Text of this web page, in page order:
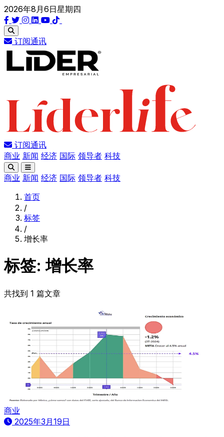
2026年8月6日星期四
订阅通讯
订阅通讯
商业 新闻 经济 国际 领导者 科技
商业 新闻 经济 国际 领导者 科技
首页
/
标签
/
增长率
标签: 增长率
共找到 1 篇文章
商业
2025年3月19日